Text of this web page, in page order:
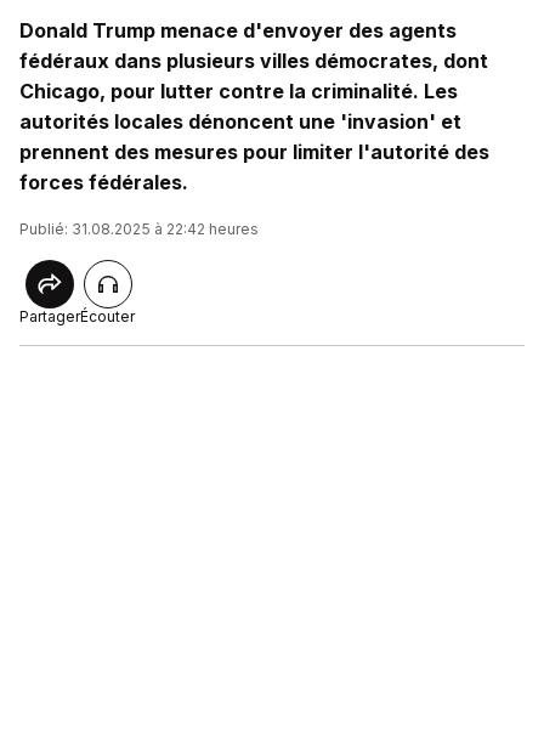
Donald Trump menace d'envoyer des agents
fédéraux dans plusieurs villes démocrates, dont
Chicago, pour lutter contre la criminalité. Les
autorités locales dénoncent une 'invasion' et
prennent des mesures pour limiter l'autorité des
forces fédérales.
Publié: 31.08.2025 à 22:42 heures
PartagerÉcouter